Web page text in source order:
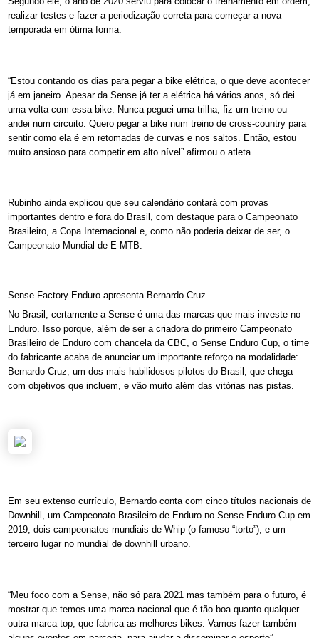
realizar testes e fazer a periodização correta para começar a nova
temporada em ótima forma.
“Estou contando os dias para pegar a bike elétrica, o que deve acontecer
já em janeiro. Apesar da Sense já ter a elétrica há vários anos, só dei
uma volta com essa bike. Nunca peguei uma trilha, fiz um treino ou
andei num circuito. Quero pegar a bike num treino de cross-country para
sentir como ela é em retomadas de curvas e nos saltos. Então, estou
muito ansioso para competir em alto nível” afirmou o atleta.
Rubinho ainda explicou que seu calendário contará com provas
importantes dentro e fora do Brasil, com destaque para o Campeonato
Brasileiro, a Copa Internacional e, como não poderia deixar de ser, o
Campeonato Mundial de E-MTB.
Sense Factory Enduro apresenta Bernardo Cruz
No Brasil, certamente a Sense é uma das marcas que mais investe no
Enduro. Isso porque, além de ser a criadora do primeiro Campeonato
Brasileiro de Enduro com chancela da CBC, o Sense Enduro Cup, o time
do fabricante acaba de anunciar um importante reforço na modalidade:
Bernardo Cruz, um dos mais habilidosos pilotos do Brasil, que chega
com objetivos que incluem, e vão muito além das vitórias nas pistas.
Em seu extenso currículo, Bernardo conta com cinco títulos nacionais de
Downhill, um Campeonato Brasileiro de Enduro no Sense Enduro Cup em
2019, dois campeonatos mundiais de Whip (o famoso “torto”), e um
terceiro lugar no mundial de downhill urbano.
“Meu foco com a Sense, não só para 2021 mas também para o futuro, é
mostrar que temos uma marca nacional que é tão boa quanto qualquer
outra marca top, que fabrica as melhores bikes. Vamos fazer também